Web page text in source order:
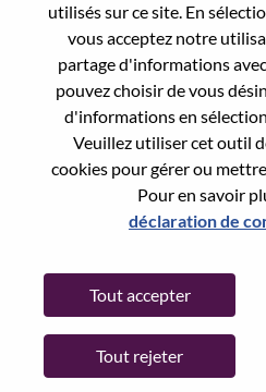
utilisés sur ce site. En
vous acceptez notre
partage d'informations
pouvez choisir de vous
d'informations en
Veuillez utiliser cet outil
cookies pour gérer ou
Pour en savoir
déclaration de
Tout accepter
Tout rejeter
We will email you a link
password.
Reset password with your e-mail
E-mail*
Go Back